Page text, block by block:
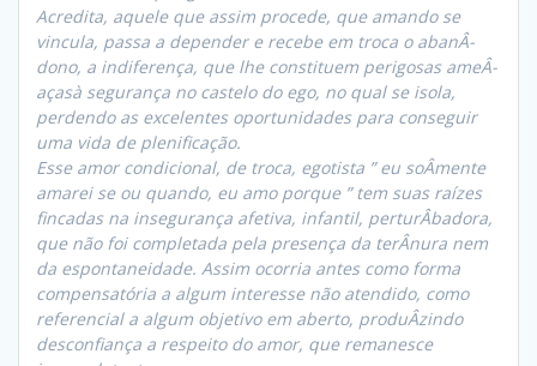
Acredita, aquele que assim procede, que amando se
vincula, passa a depender e recebe em troca o abanÂ­
dono, a indiferença, que lhe constituem perigosas ameÂ­
açasà segurança no castelo do ego, no qual se isola,
perdendo as excelentes oportunidades para conseguir
uma vida de plenificação.
Esse amor condicional, de troca, egotista ” eu soÂ­mente
amarei se ou quando, eu amo porque ” tem suas raízes
fincadas na insegurança afetiva, infantil, perturÂ­badora,
que não foi completada pela presença da terÂ­nura nem
da espontaneidade. Assim ocorria antes como forma
compensatória a algum interesse não atendido, como
referencial a algum objetivo em aberto, produÂ­zindo
desconfiança a respeito do amor, que remanesce